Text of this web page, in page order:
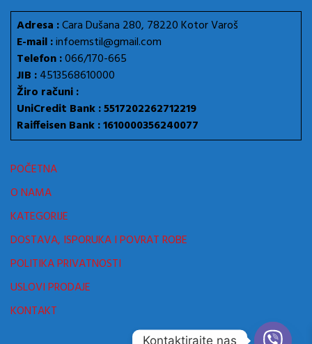
Adresa :Cara Dušana 280, 78220 Kotor Varoš
E-mail :infoemstil@gmail.com
Telefon :066/170-665
JIB :4513568610000
Žiro računi :
UniCredit Bank : 5517202262712219
Raiffeisen Bank : 1610000356240077
POČETNA
O NAMA
KATEGORIJE
DOSTAVA, ISPORUKA I POVRAT ROBE
POLITIKA PRIVATNOSTI
USLOVI PRODAJE
KONTAKT
Kontaktirajte nas